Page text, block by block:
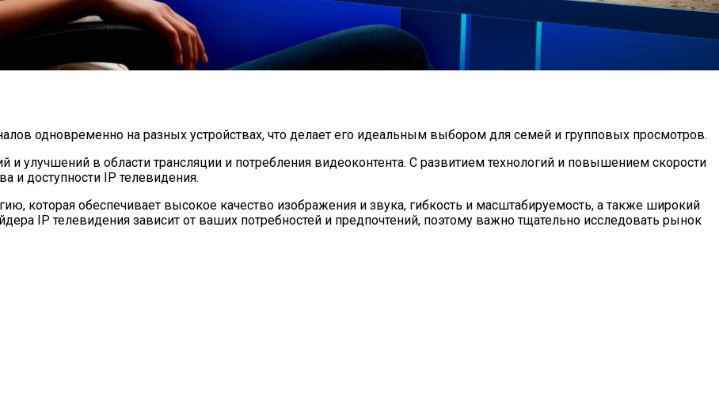
одновременно на разных устройствах, что делает его идеальным выбором для семей и групповых просмотров.
улучшений в области трансляции и потребления видеоконтента. С развитием технологий и повышением скорости
и доступности IP телевидения.
которая обеспечивает высокое качество изображения и звука, гибкость и масштабируемость, а также широкий
IP телевидения зависит от ваших потребностей и предпочтений, поэтому важно тщательно исследовать рынок